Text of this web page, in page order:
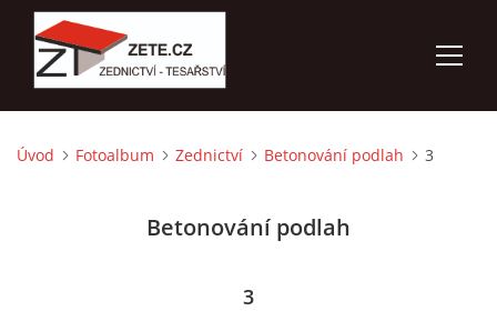
ÚVOD
Úvod Fotoalbum Zednictví Betonování podlah 3
Betonování podlah
3